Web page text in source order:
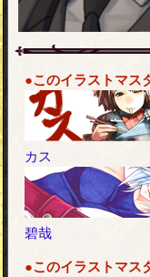
●このイラストマス
カス
碧哉
●このイラストマス